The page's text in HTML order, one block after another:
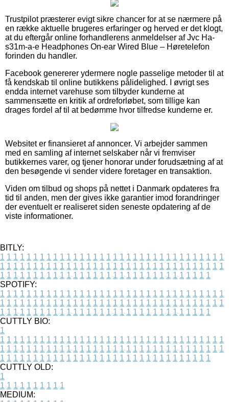
Trustpilot præsterer evigt sikre chancer for at se nærmere på
en række aktuelle brugeres erfaringer og herved er det klogt,
at du eftergår online forhandlerens anmeldelser af Jvc Ha-
s31m-a-e Headphones On-ear Wired Blue – Høretelefon
forinden du handler.
Facebook genererer ydermere nogle passelige metoder til at
få kendskab til online butikkens pålidelighed. I øvrigt ses
endda internet varehuse som tilbyder kunderne at
sammensætte en kritik af ordreforløbet, som tillige kan
drages fordel af til at bedømme hvor tilfredse kunderne er.
Websitet er finansieret af annoncer. Vi arbejder sammen
med en samling af internet selskaber når vi fremviser
butikkernes varer, og tjener honorar under forudsætning af at
den besøgende vi sender videre foretager en transaktion.
Viden om tilbud og shops på nettet i Danmark opdateres fra
tid til anden, men der gives ikke garantier imod forandringer
der eventuelt er realiseret siden seneste opdatering af de
viste informationer.
BITLY:
1 1 1 1 1 1 1 1 1 1 1 1 1 1 1 1 1 1 1 1 1 1 1 1 1 1 1 1 1 1 1 1 1 1
1 1 1 1 1 1 1 1 1 1 1 1 1 1 1 1 1 1 1 1 1 1 1 1 1 1 1 1 1 1 1 1 1 1
1 1 1 1 1 1 1 1 1 1 1 1 1 1 1 1 1 1 1 1 1 1 1 1 1 1 1 1 1 1 1 1
SPOTIFY:
1 1 1 1 1 1 1 1 1 1 1 1 1 1 1 1 1 1 1 1 1 1 1 1 1 1 1 1 1 1 1 1 1 1
1 1 1 1 1 1 1 1 1 1 1 1 1 1 1 1 1 1 1 1 1 1 1 1 1 1 1 1 1 1 1 1 1 1
1 1 1 1 1 1 1 1 1 1 1 1 1 1 1 1 1 1 1 1 1 1 1 1 1 1 1 1 1 1 1 1
CUTTLY BIO:
1
1 1 1 1 1 1 1 1 1 1 1 1 1 1 1 1 1 1 1 1 1 1 1 1 1 1 1 1 1 1 1 1 1 1
1 1 1 1 1 1 1 1 1 1 1 1 1 1 1 1 1 1 1 1 1 1 1 1 1 1 1 1 1 1 1 1 1 1
1 1 1 1 1 1 1 1 1 1 1 1 1 1 1 1 1 1 1 1 1 1 1 1 1 1 1 1 1 1 1 1
CUTTLY OLD:
1
1 1 1 1 1 1 1 1 1 1
MEDIUM: